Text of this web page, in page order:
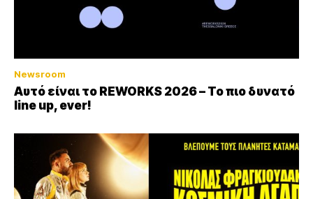
Newsroom
Αυτό είναι το REWORKS 2026 – Το πιο δυνατό
line up, ever!